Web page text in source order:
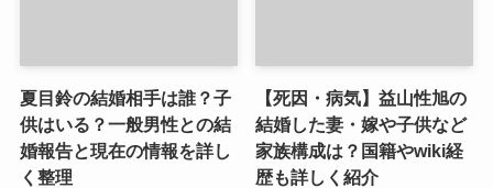
夏目鈴の結婚相手は誰？子
供はいる？一般男性との結
婚報告と現在の情報を詳し
く整理
【死因・病気】益山性旭の
結婚した妻・嫁や子供など
家族構成は？国籍やwiki経
歴も詳しく紹介